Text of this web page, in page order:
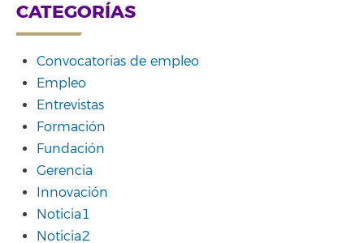
CATEGORÍAS
Convocatorias de empleo
Empleo
Entrevistas
Formación
Fundación
Gerencia
Innovación
Noticia1
Noticia2